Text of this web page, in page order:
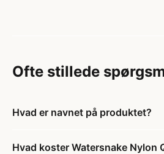
Ofte stillede
Hvad er navnet på produktet?
Hvad koster Watersnake Nylon